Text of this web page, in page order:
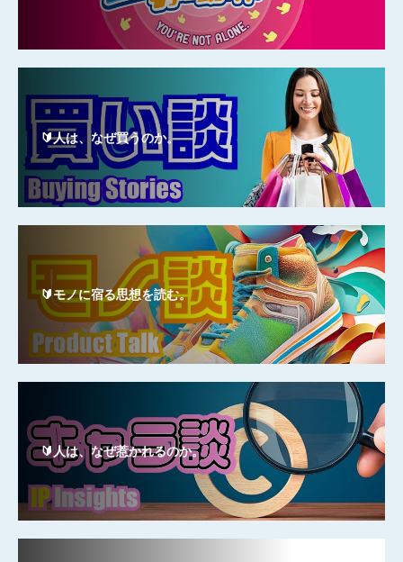
🔰人は、なぜ買うのか。
🔰モノに宿る思想を読む。
🔰人は、なぜ惹かれるのか。